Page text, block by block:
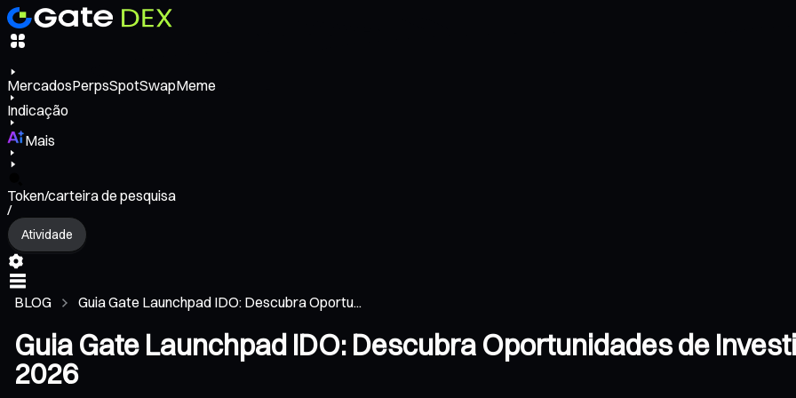
MercadosPerpsSpotSwapMeme
Indicação
Mais
Token/carteira de pesquisa
/
Atividade
BLOG Guia Gate Launchpad IDO: Descubra Oportu...
Guia Gate Launchpad IDO: Descubra Oportunidades de
2026